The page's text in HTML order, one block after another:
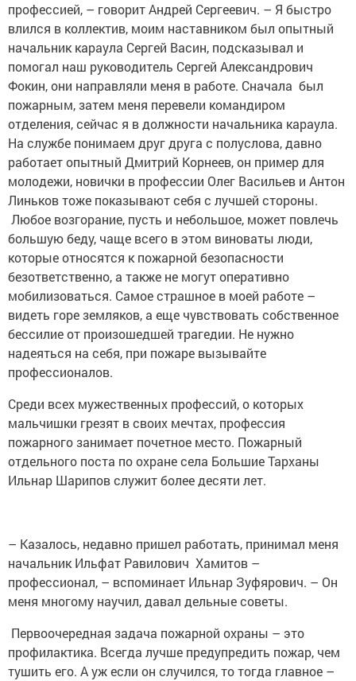
профессией, – говорит Андрей Сергеевич. – Я быстро
влился в коллектив, моим наставником был опытный
начальник ­караула ­Сергей ­Васин, подсказывал и
помогал наш руководитель Сергей Александрович
Фокин, они направляли меня в работе. Сначала был
пожарным, затем меня перевели командиром
отделения, сейчас я в должности начальника карау­ла.
На службе понимаем друг друга с полуслова, давно
работает опытный Дмитрий Корнеев, он пример для
молодежи, новички в профессии Олег Васильев и Антон
Линьков тоже показывают себя с лучшей стороны.
Любое возгорание, пусть и небольшое, может повлечь
большую беду, чаще всего в этом виноваты люди,
которые относятся к пожарной безопасности
безответственно, а также не могут оперативно
мобилизоваться. Самое страшное в моей работе –
видеть горе земляков, а еще чувствовать собственное
бессилие от произошедшей трагедии. Не нужно
надеяться на себя, при пожаре вызывайте
профессионалов.
Среди всех мужественных профессий, о которых
мальчишки грезят в своих мечтах, профессия
пожарного занимает почетное место. Пожарный
отдельного поста по охране села Большие Тарханы
Ильнар Шарипов служит ­более ­десяти лет.
– Казалось, недавно пришел работать, принимал меня
начальник Ильфат Равилович Хамитов –
профессионал, – вспоминает Ильнар Зуфярович. – Он
меня многому научил, давал дельные советы.
Первоочередная задача пожарной охраны – это
профилактика. Всегда лучше предупредить пожар, чем
тушить его. А уж если он случился, то тогда главное –